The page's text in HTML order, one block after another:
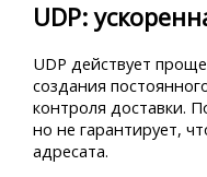
UDP:
UDP действует
создания
контроля доставки.
но не гарантирует,
адресата.